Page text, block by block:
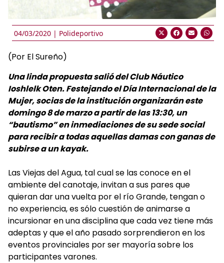
04/03/2020 | Polideportivo
(Por El Sureño)
Una linda propuesta salió del Club Náutico
Ioshlelk Oten. Festejando el Día Internacional de la
Mujer, socias de la institución organizarán este
domingo 8 de marzo a partir de las 13:30, un
“bautismo” en inmediaciones de su sede social
para recibir a todas aquellas damas con ganas de
subirse a un kayak.
Las Viejas del Agua, tal cual se las conoce en el
ambiente del canotaje, invitan a sus pares que
quieran dar una vuelta por el río Grande, tengan o
no experiencia, es sólo cuestión de animarse a
incursionar en una disciplina que cada vez tiene más
adeptas y que el año pasado sorprendieron en los
eventos provinciales por ser mayoría sobre los
participantes varones.